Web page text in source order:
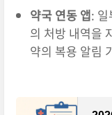
약국 연동 앱:
의 처방 내역을
약의 복용 알림